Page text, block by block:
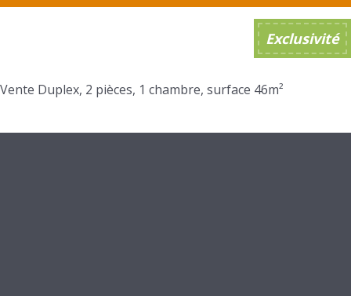
Exclusivité
Vente Duplex, 2 pièces, 1 chambre, surface 46m²